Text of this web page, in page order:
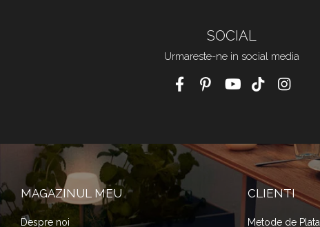
SOCIAL
Urmareste-ne in social media
MAGAZINUL MEU
Despre noi
CLIENTI
Metode de Plata